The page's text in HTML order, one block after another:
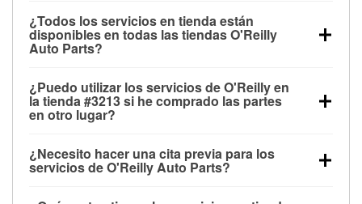
¿Todos los servicios en tienda están
disponibles en todas las tiendas O'Reilly
Auto Parts?
las pruebas de batería, pruebas de alternador y
motor de arranque, revisión de la luz “Check Engine”
con O'Reilly VeriScan® e instalación de
limpiaparabrisas o bombillas, están disponibles en
todas las tiendas O'Reilly Auto Parts. La tienda
¿Puedo utilizar los servicios de O'Reilly en
la tienda #3213 si he comprado las partes
en otro lugar?
de O'Reilly Auto Parts que estén disponibles en la
tienda #3213 de Los Angeles, CA aunque hayas
¿Necesito hacer una cita previa para los
servicios de O'Reilly Auto Parts?